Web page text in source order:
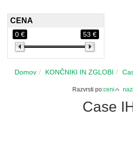
CENA
0 € 53 €
Domov KONČNIKI IN ZGLOBI
Razvrsti po:ceni
Case